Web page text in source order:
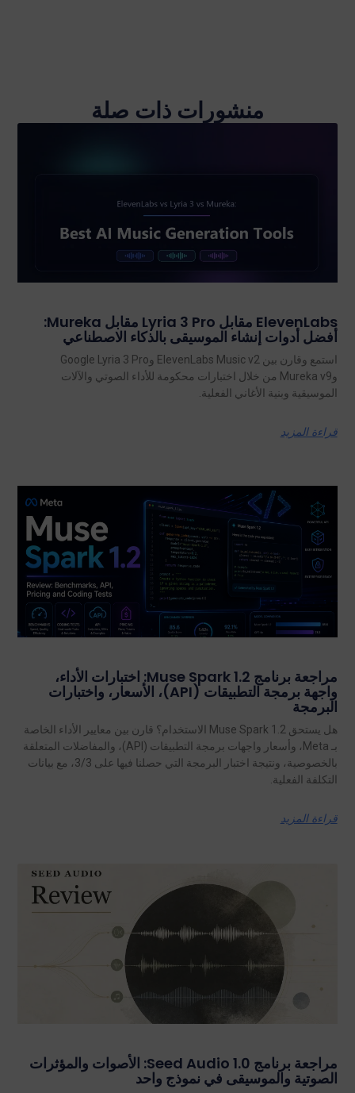
منشورات ذات صلة
ElevenLabs مقابل Lyria 3 Pro مقابل Mureka:
أفضل أدوات إنشاء الموسيقى بالذكاء الاصطناعي
استمع وقارن بين ElevenLabs Music v2 وGoogle Lyria 3 Pro
وMureka v9 من خلال اختبارات محكومة للأداء الصوتي والآلات
الموسيقية وبنية الأغاني الفعلية.
قراءة المزيد
مراجعة برنامج Muse Spark 1.2: اختبارات الأداء،
واجهة برمجة التطبيقات (API)، الأسعار، واختبارات
البرمجة
هل يستحق Muse Spark 1.2 الاستخدام؟ قارن بين معايير الأداء الخاصة
بـ Meta، وأسعار واجهات برمجة التطبيقات (API)، والمفاضلات المتعلقة
بالخصوصية، ونتيجة اختبار البرمجة التي حصلنا فيها على 3/3، مع بيانات
التكلفة الفعلية.
قراءة المزيد
مراجعة برنامج Seed Audio 1.0: الأصوات والمؤثرات
الصوتية والموسيقى في نموذج واحد